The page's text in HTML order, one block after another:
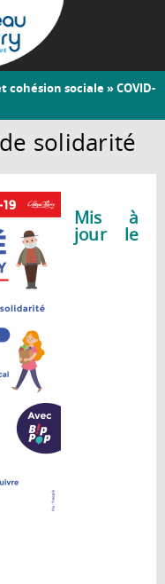
cohésion sociale» COVID-
solidarité
Mis à
jour le